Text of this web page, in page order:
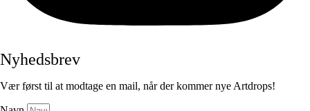
Nyhedsbrev
Vær først til at modtage en mail, når der kommer nye Artdrops!